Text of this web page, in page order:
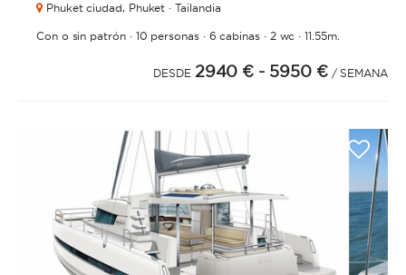
Phuket ciudad, Phuket · Tailandia
Con o sin patrón· 10 personas· 6 cabinas· 2 wc ·11.55m.
DESDE 2940 € - 5950 € / SEMANA